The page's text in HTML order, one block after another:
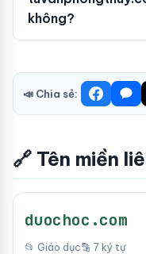
không?
📣 Chia sẻ:
🔗 Tên miền
duochoc.com
📂 Giáo dục🔡 7 ký tự